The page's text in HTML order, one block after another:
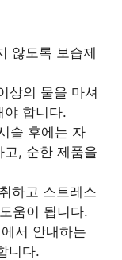
않도록 보습제
상의 물을 마셔
야 합니다.
술 후에는 자
고, 순한 제품을
하고 스트레스
움이 됩니다.
서 안내하는
니다.